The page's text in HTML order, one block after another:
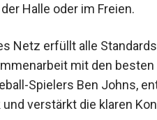
Halle oder im Freien.
Netz erfüllt alle
mit den
Spielers Ben Johns,
und verstärkt die klaren